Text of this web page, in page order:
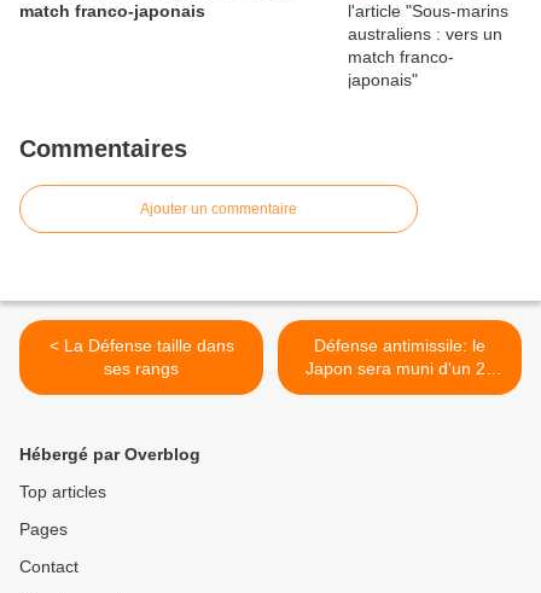
match franco-japonais
Commentaires
Ajouter un commentaire
< La Défense taille dans
ses rangs
Défense antimissile: le
Japon sera muni d'un 2e
radar US >
Hébergé par Overblog
Top articles
Pages
Contact